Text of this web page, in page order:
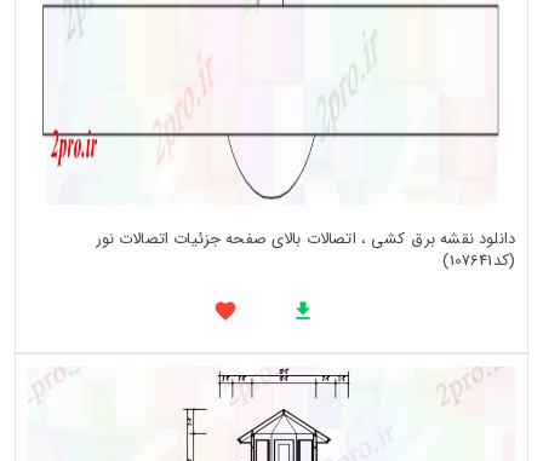
دانلود نقشه برق کشی ، اتصالات بالای صفحه جزئیات اتصالات نور
(کد107641)